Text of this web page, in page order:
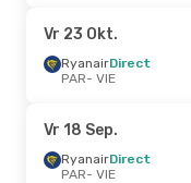
RyanairDirect
VIE- PAR
RyanairDirect
PAR - VIE
Condor1 Stop
VIE- PAR
Vr 23 Okt.
RyanairDirect
PAR- VIE
Vr 18 Sep.
RyanairDirect
PAR- VIE